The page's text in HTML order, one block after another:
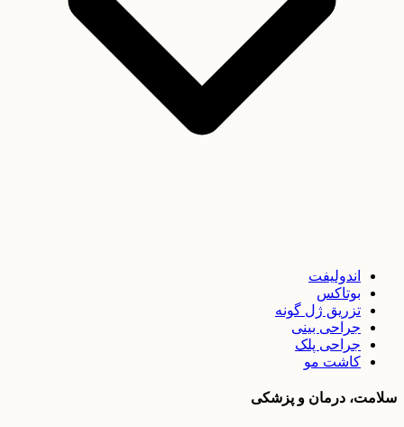
اندولیفت
بوتاکس
تزریق ژل گونه
جراحی بینی
جراحی پلک
کاشت مو
سلامت، درمان و پزشکی